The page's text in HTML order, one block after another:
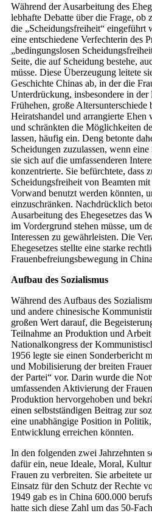
Während der Ausarbeitung des
lebhafte Debatte über die Frage, ob
die „Scheidungsfreiheit“ eingeführt
eine entschiedene Verfechterin des
„bedingungslosen
Seite, die auf Scheidung bestehe,
müsse. Diese Überzeugung leitete
Geschichte Chinas ab, in der die
Unterdrückung, insbesondere in
Frühehen, große Altersunterschiede
Heiratshandel und arrangierte Ehen
und schränkten die Möglichkeiten
lassen, häufig ein. Deng betonte
Scheidungen zuzulassen, wenn
sie sich auf die umfassenderen
konzentrierte. Sie befürchtete, dass
Scheidungsfreiheit von Beamten
Vorwand benutzt werden könnten,
einzuschränken. Nachdrücklich
Ausarbeitung des Ehegesetzes das
im Vordergrund stehen müsse, um
Interessen zu gewährleisten. Die
Ehegesetzes stellte eine starke
Frauenbefreiungsbewegung in
Aufbau des Sozialismus
Während des Aufbaus des
und andere chinesische
großen Wert darauf, die
Teilnahme an Produktion und
Nationalkongress der
1956 legte sie einen Sonderbericht
und Mobilisierung der breiten
der Partei“ vor. Darin wurde die
umfassenden Aktivierung der
Produktion hervorgehoben und
einen selbstständigen Beitrag zur
eine unabhängige Position in
Entwicklung erreichen könnten.
In den folgenden zwei Jahrzehnten
dafür ein, neue Ideale, Moral,
Frauen zu verbreiten. Sie arbeitete
Einsatz für den Schutz der Rechte
1949 gab es in China 600.000
hatte sich diese Zahl um das 50-